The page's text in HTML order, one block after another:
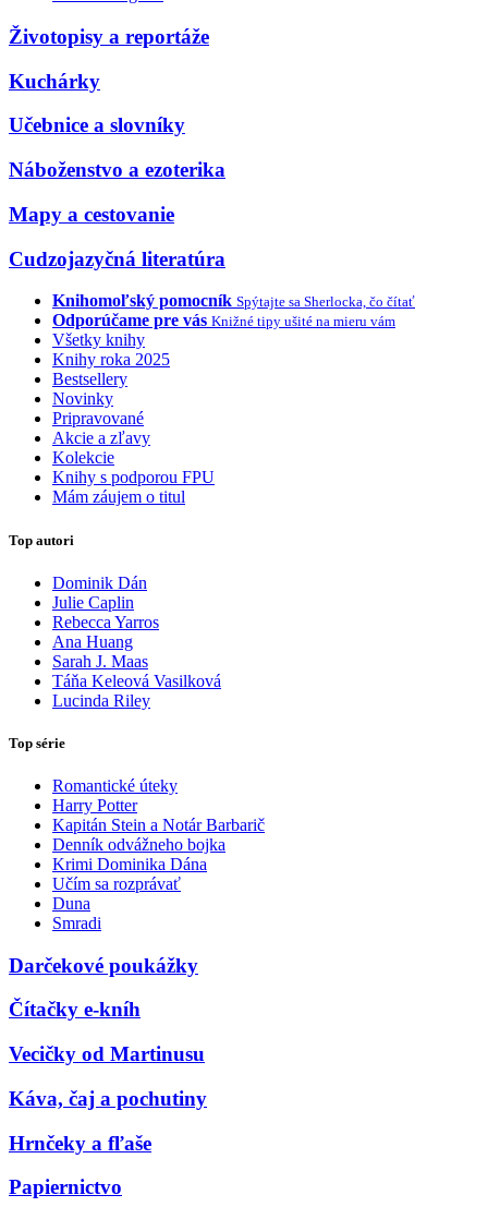
Životopisy a reportáže
Kuchárky
Učebnice a slovníky
Náboženstvo a ezoterika
Mapy a cestovanie
Cudzojazyčná literatúra
Knihomoľský pomocník Spýtajte sa Sherlocka, čo čítať
Odporúčame pre vás Knižné tipy ušité na mieru vám
Všetky knihy
Knihy roka 2025
Bestsellery
Novinky
Pripravované
Akcie a zľavy
Kolekcie
Knihy s podporou FPU
Mám záujem o titul
Top autori
Dominik Dán
Julie Caplin
Rebecca Yarros
Ana Huang
Sarah J. Maas
Táňa Keleová Vasilková
Lucinda Riley
Top série
Romantické úteky
Harry Potter
Kapitán Stein a Notár Barbarič
Denník odvážneho bojka
Krimi Dominika Dána
Učím sa rozprávať
Duna
Smradi
Darčekové poukážky
Čítačky e-kníh
Vecičky od Martinusu
Káva, čaj a pochutiny
Hrnčeky a fľaše
Papiernictvo